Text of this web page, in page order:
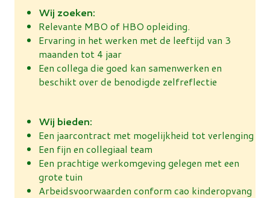
Wij zoeken:
Relevante MBO of HBO opleiding.
Ervaring in het werken met de leeftijd van 3
maanden tot 4 jaar
Een collega die goed kan samenwerken en
beschikt over de benodigde zelfreflectie
Wij bieden:
Een jaarcontract met mogelijkheid tot verlenging
Een fijn en collegiaal team
Een prachtige werkomgeving gelegen met een
grote tuin
Arbeidsvoorwaarden conform cao kinderopvang